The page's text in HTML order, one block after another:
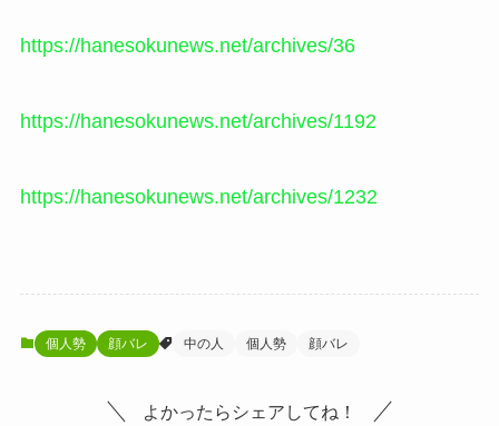
https://hanesokunews.net/archives/36
https://hanesokunews.net/archives/1192
https://hanesokunews.net/archives/1232
個人勢 顔バレ 中の人 個人勢 顔バレ
よかったらシェアしてね！